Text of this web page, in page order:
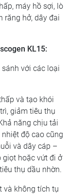
máy hồ sợi, lò
răng hở, dây đai
KL15:
với các loại
và tạo khói
giảm tiêu thụ
năng chịu tải
độ cao cũng
và dây cáp –
giọt hoặc vứt đi ở
thụ dầu nhờn.
và không tích tụ